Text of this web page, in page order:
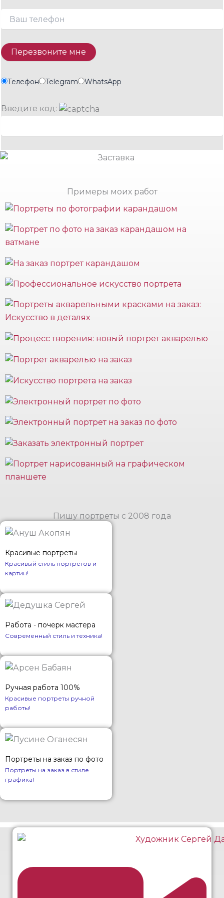
Телефон Telegram WhatsApp
Введите код:
Примеры моих работ
Пишу портреты с 2008 года
Красивые портреты
Красивый стиль портретов и
картин!
Работа - почерк мастера
Современный стиль и техника!
Ручная работа 100%
Красивые портреты ручной
работы!
Портреты на заказ по фото
Портреты на заказ в стиле
графика!